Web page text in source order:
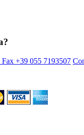
Fax +39 055 7193507